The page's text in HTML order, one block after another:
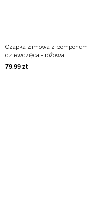
Czapka zimowa z pomponem
dziewczęca - różowa
79,99 zł